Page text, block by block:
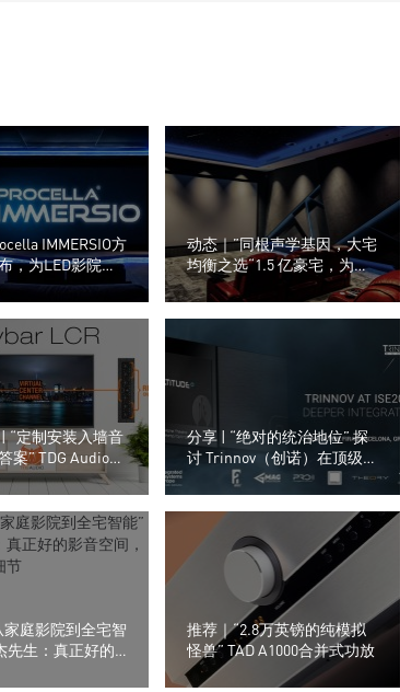
IMMERSIO方
，为LED影院重
系统
动态｜”同根声学基因，大宅
均衡之选“1.5 亿豪宅，为什
么没用旗舰，却选了
Perlisten A 系列
“定制安装入墙音
案” TDG Audio嵌
响
分享 | “绝对的统治地位” 探
讨 Trinnov（创诺）在顶级
家庭影院解码方案中的市场
占有率
家庭影院到全宅智
先生：真正好的
推荐｜“2.8万英镑的纯模拟
怪兽” TAD A1000合并式功放